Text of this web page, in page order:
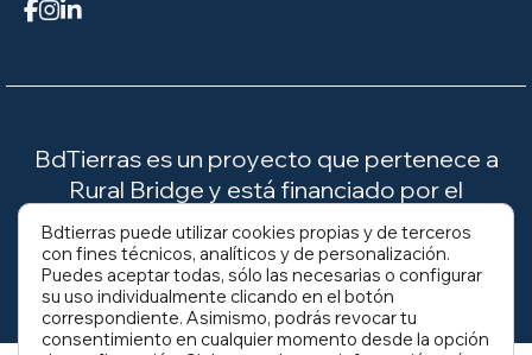
BdTierras es un proyecto que pertenece a
Rural Bridge y está financiado por el
Ministerio para la Transición Ecológica y el
Reto Demográfico (MITECO).
Bdtierras puede utilizar cookies propias y de terceros
con fines técnicos, analíticos y de personalización.
Puedes aceptar todas, sólo las necesarias o configurar
su uso individualmente clicando en el botón
correspondiente. Asimismo, podrás revocar tu
consentimiento en cualquier momento desde la opción